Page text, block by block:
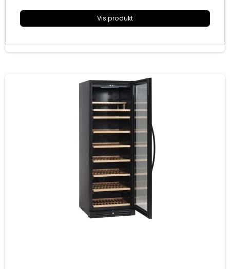
Vendbar dør med buet rustfri stål håndtag og
eksklusiv rammeløs for glasdør
Lås og nøgle sikrer at uvedkommende ikke får adgang
Vis produkt